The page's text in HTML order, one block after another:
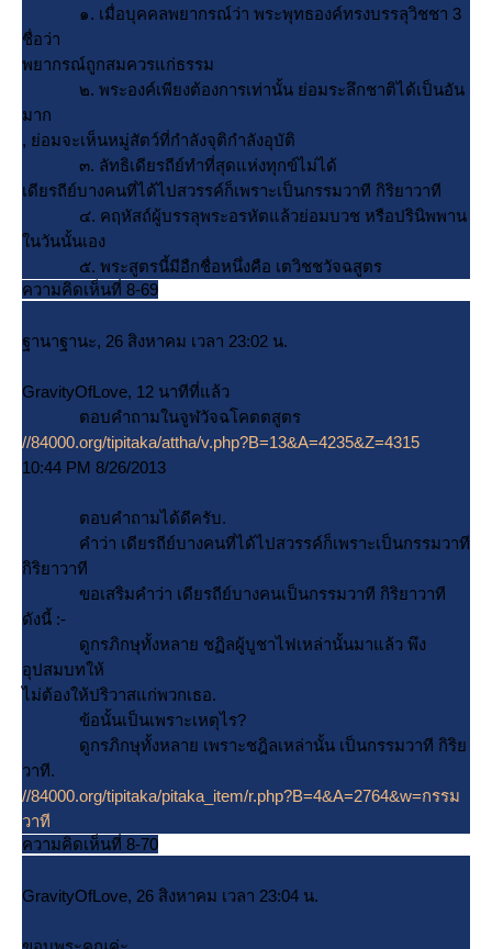
๑. เมื่อบุคคลพยากรณ์ว่า พระพุทธองค์ทรงบรรลุวิชชา 3
ชื่อว่า
พยากรณ์ถูกสมควรแก่ธรรม
๒. พระองค์เพียงต้องการเท่านั้น ย่อมระลึกชาติได้เป็นอัน
มาก
, ย่อมจะเห็นหมู่สัตว์ที่กําลังจุติกําลังอุบัติ
๓. ลัทธิเดียรถีย์ทำที่สุดแห่งทุกข์ไม่ได้
เดียรถีย์บางคนที่ได้ไปสวรรค์ก็เพราะเป็นกรรมวาที กิริยาวาที
๔. คฤหัสถ์ผู้บรรลุพระอรหัตแล้วย่อมบวช หรือปรินิพพาน
นวันนั้นเอง
๕. พระสูตรนี้มีอืกชื่อหนึ่งคือ เตวิชชวัจฉสูตร
ความคิดเห็นที่ 8-69
ฐานาฐานะ, 26 สิงหาคม เวลา 23:02 น.
GravityOfLove, 12 นาทีที่แล้ว
ตอบคำถามในจูฬวัจฉโคตตสูตร
//84000.org/tipitaka/attha/v.php?B=13&A=4235&Z=4315
10:44 PM 8/26/2013
ตอบคำถามได้ดีครับ.
คำว่า เดียรถีย์บางคนที่ได้ไปสวรรค์ก็เพราะเป็นกรรมวาที
กิริยาวาที
ขอเสริมคำว่า เดียรถีย์บางคนเป็นกรรมวาที กิริยาวาที
ดังนี้ :-
ดูกรภิกษุทั้งหลาย ชฏิลผู้บูชาไฟเหล่านั้นมาแล้ว พึง
อุปสมบทให้
ไม่ต้องให้ปริวาสแก่พวกเธอ.
ข้อนั้นเป็นเพราะเหตุไร?
ดูกรภิกษุทั้งหลาย เพราะชฎิลเหล่านั้น เป็นกรรมวาที กิริ
วาที.
//84000.org/tipitaka/pitaka_item/r.php?B=4&A=2764&w=กรรม
วาที
ความคิดเห็นที่ 8-70
GravityOfLove, 26 สิงหาคม เวลา 23:04 น.